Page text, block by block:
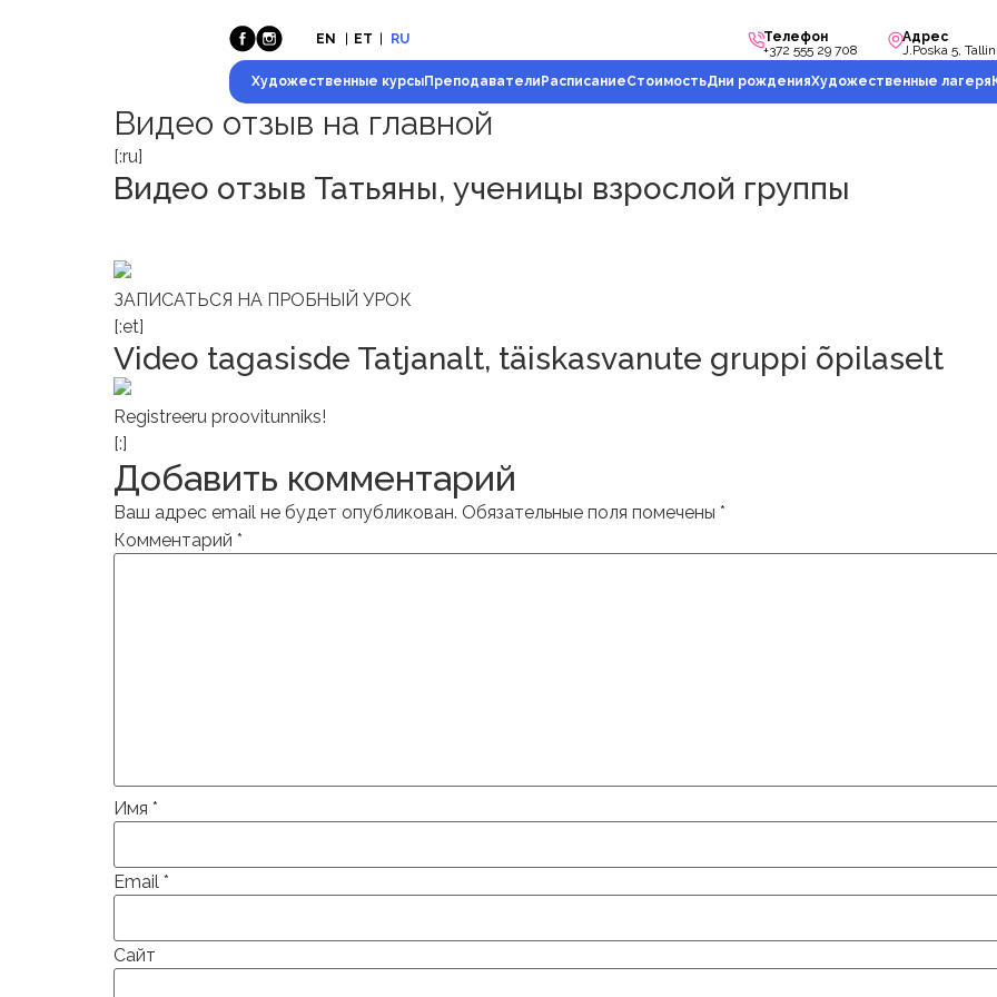
EN ET RU
Телефон
+372 555 29 708
Адрес
J.Poska 5,
Художественные курсыПреподаватели РасписаниеСтоимостьДни рожденияХудожественные лагеря
Видео отзыв на главной
[:ru]
Видео отзыв Татьяны, ученицы взрослой группы
ЗАПИСАТЬСЯ НА ПРОБНЫЙ УРОК
[:et]
Video tagasisde Tatjanalt, täiskasvanute gruppi õpilaselt
Registreeru proovitunniks!
[:]
Добавить комментарий
Ваш адрес email не будет опубликован. Обязательные поля помечены *
Комментарий *
Имя *
Email *
Сайт